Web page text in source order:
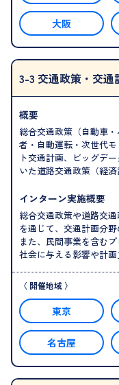
大阪
3-3 交通政策・交通
概要
総合交通政策（自動車
者・自動運転・次世代
ト交通計画、ビッグデ
いた道路交通政策（経
インターン実施概要
総合交通政策や道路交
を通じて、交通計画分野
また、民間事業を含む
社会に与える影響や計画
東京
名古屋